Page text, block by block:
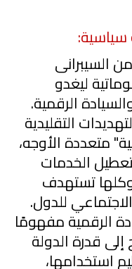
سياسية:
السيبرانى
ليغدو
الرقمية.
التقليدية
متعددة الأوجه،
الخدمات
تستهدف
للدول.
الرقمية مفهومًا
قدرة الدولة
استخدامها،